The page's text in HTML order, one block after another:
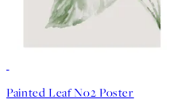
Painted Leaf No2 Poster